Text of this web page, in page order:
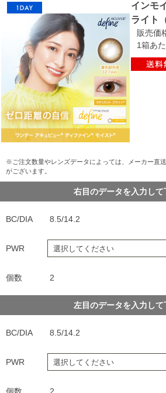
インモ
ライト
販売価
1箱あ
※ご注文数量やレンズデータによっては、メーカー直
がございます。
右目のデータを入力して
BC/DIA 8.5/14.2
PWR
個数 2
左目のデータを入力して
BC/DIA 8.5/14.2
PWR